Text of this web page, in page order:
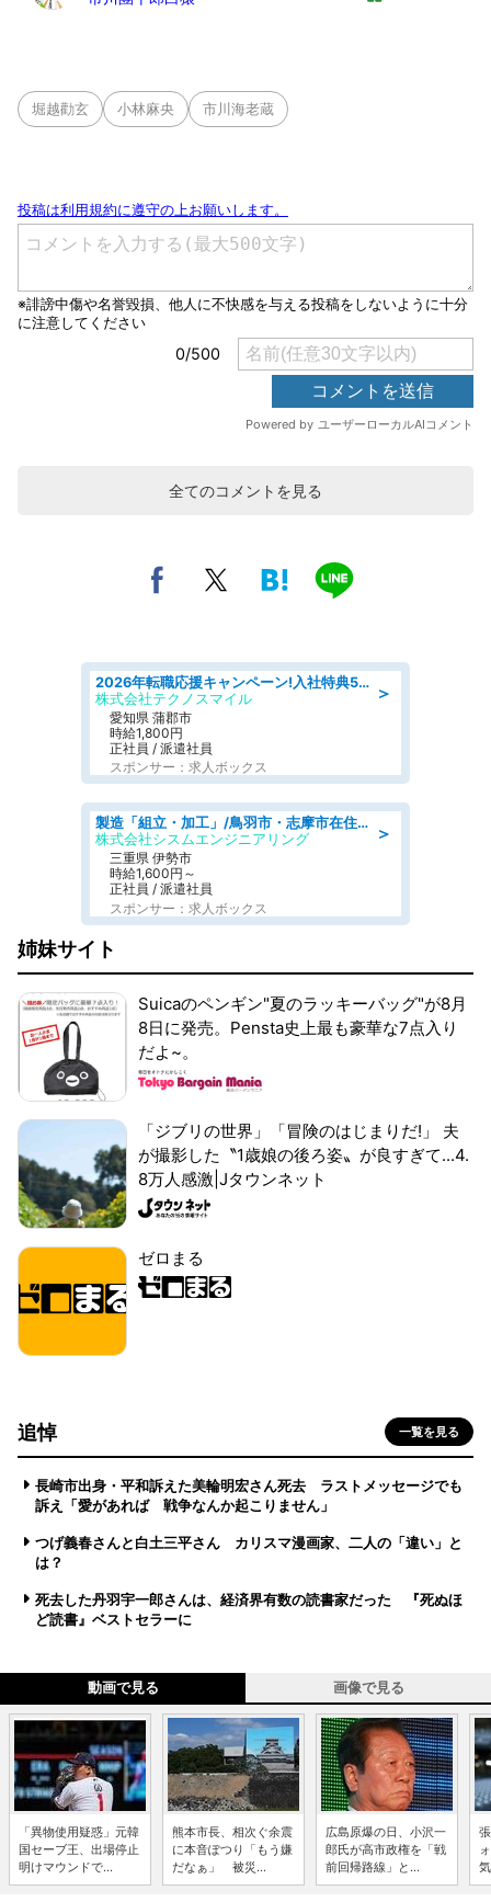
堀越勸玄 小林麻央 市川海老蔵
全てのコメントを見る
＞
2026年転職応援キャンペーン!入社特典58万円/デンソーで働こう!自動車工場で小型部品の検査業務 denso aichi
株式会社テクノスマイル
愛知県 蒲郡市
時給1,800円
正社員 / 派遣社員
スポンサー：求人ボックス
＞
製造「組立・加工」/鳥羽市・志摩市在住者も活躍中土日休み 製造サポート
株式会社シスムエンジニアリング
三重県 伊勢市
時給1,600円～
正社員 / 派遣社員
スポンサー：求人ボックス
姉妹サイト
Suicaのペンギン"夏のラッキーバッグ"が8月
8日に発売。Pensta史上最も豪華な7点入り
だよ~。
「ジブリの世界」「冒険のはじまりだ!」 夫
が撮影した〝1歳娘の後ろ姿〟が良すぎて...4.
8万人感激|Jタウンネット
ゼロまる
追悼 一覧を見る
長崎市出身・平和訴えた美輪明宏さん死去 ラストメッセージでも
訴え「愛があれば 戦争なんか起こりません」
つげ義春さんと白土三平さん カリスマ漫画家、二人の「違い」と
は？
死去した丹羽宇一郎さんは、経済界有数の読書家だった 『死ぬほ
ど読書』ベストセラーに
動画で見る 画像で見る
「異物使用疑惑」元韓
国セーブ王、出場停止
明けマウンドで...
熊本市長、相次ぐ余震
に本音ぽつり「もう嫌
だなぁ」 被災...
広島原爆の日、小沢一
郎氏が高市政権を「戦
前回帰路線」と...